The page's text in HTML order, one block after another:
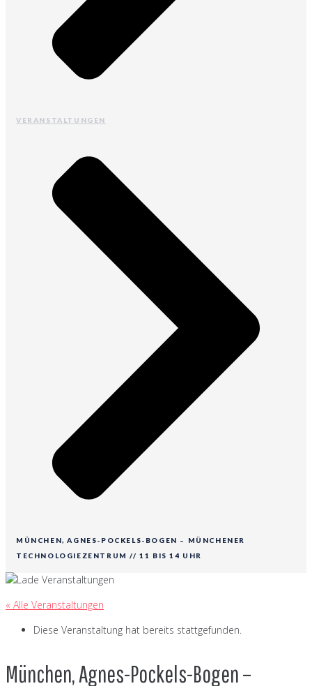
VERANSTALTUNGEN
MÜNCHEN, AGNES-POCKELS-BOGEN – MÜNCHENER
TECHNOLOGIEZENTRUM // 11 BIS 14 UHR
« Alle Veranstaltungen
Diese Veranstaltung hat bereits stattgefunden.
München, Agnes-Pockels-Bogen –